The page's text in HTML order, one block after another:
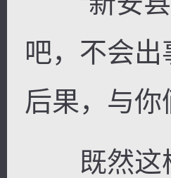
吧，不会
后果，与你
既然这